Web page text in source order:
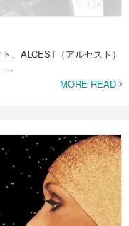
、ALCEST（アルセスト）
...
MORE READ